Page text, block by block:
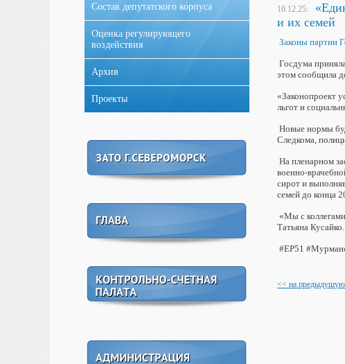
Состав депутатского корпуса
Оценка регулирующего
воздействия
Архив
Проекты
10.12.25:
и их семей
Законы партии
Госдума
этом сообщила
«Законопроект
льгот и
Новые нормы
Следкома,
На пленарном
военно-
сирот и
семей до конца
«Мы с
Татьяна Кусайко.
#ЕР51
<< на предыдущую